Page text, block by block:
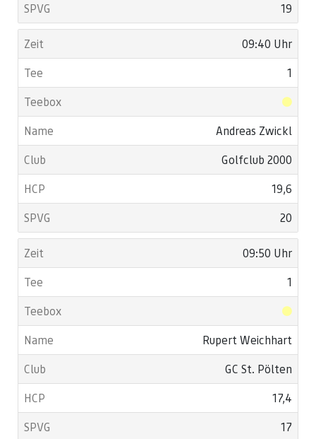
19
09:40 Uhr
1
Andreas Zwickl
Golfclub 2000
19,6
20
09:50 Uhr
1
Rupert Weichhart
GC St. Pölten
17,4
17